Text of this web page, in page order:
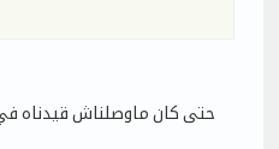
حتى كان ماوصلناش قيدناه